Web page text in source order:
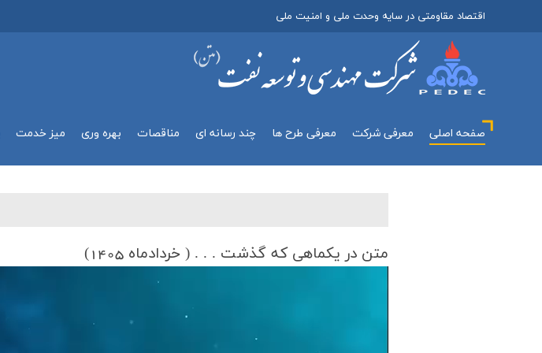
اقتصاد مقاومتی در سایه وحدت ملی و امنیت ملی
صفحه اصلی معرفي شركت معرفی طرح ها چند رسانه اي مناقصات بهره وري میز خدمت
متن در یكماهی كه گذشت . . . ( خردادماه 1405)